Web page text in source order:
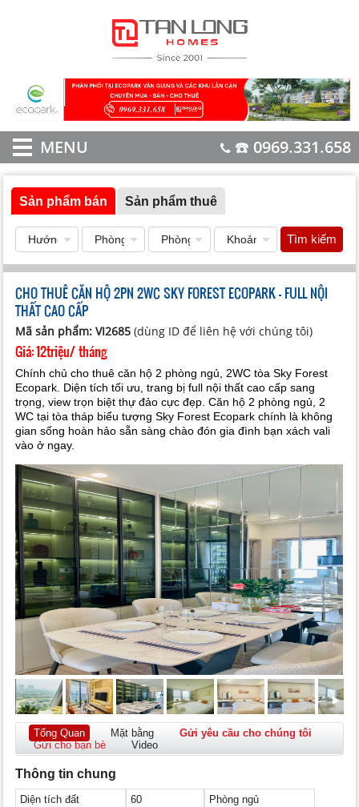
MENU ☎️ 0969.331.658
Sản phẩm bán Sản phẩm thuê
Tìm kiếm
CHO THUÊ CĂN HỘ 2PN 2WC SKY FOREST ECOPARK - FULL NỘI
THẤT CAO CẤP
Mã sản phẩm: VI2685(dùng ID để liên hệ với chúng tôi)
Giá:12triệu/ tháng
Chính chủ cho thuê căn hộ 2 phòng ngủ, 2WC tòa Sky Forest
Ecopark. Diện tích tối ưu, trang bị full nội thất cao cấp sang
trọng, view trọn biệt thự đảo cực đẹp. Căn hộ 2 phòng ngủ, 2
WC tại tòa tháp biểu tượng Sky Forest Ecopark chính là không
gian sống hoàn hảo sẵn sàng chào đón gia đình bạn xách vali
vào ở ngay.
Tổng Quan Mặt bằng
Gửi yêu cầu cho chúng tôi
Gửi cho bạn bè
Video
Thông tin chung
Diện tích đất 60
Phòng ngủ